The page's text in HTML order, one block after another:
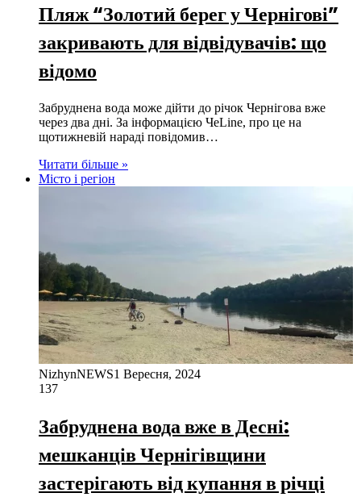
Пляж “Золотий берег у Чернігові”
закривають для відвідувачів: що
відомо
Забруднена вода може дійти до річок Чернігова вже
через два дні. За інформацією ЧеLine, про це на
щотижневій нараді повідомив…
Читати більше »
Місто і регіон
NizhynNEWS1 Вересня, 2024
137
Забруднена вода вже в Десні:
мешканців Чернігівщини
застерігають від купання в річці